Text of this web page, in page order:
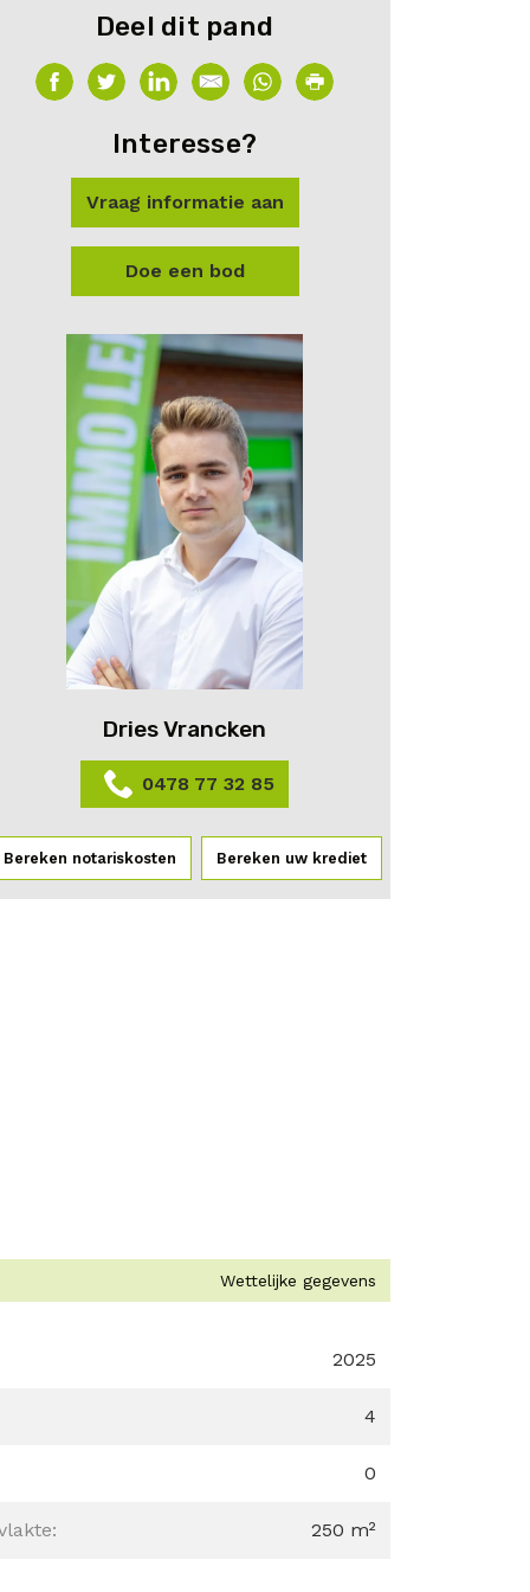
Deel dit pand
Interesse?
Vraag informatie aan
Doe een bod
Dries Vrancken
0478 77 32 85
Bereken notariskosten Bereken uw krediet
Wettelijke gegevens
2025
4
0
250 m²